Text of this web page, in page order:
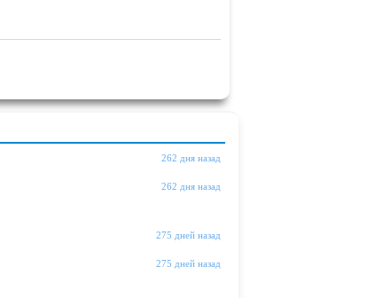
262 дня назад
262 дня назад
275 дней назад
275 дней назад